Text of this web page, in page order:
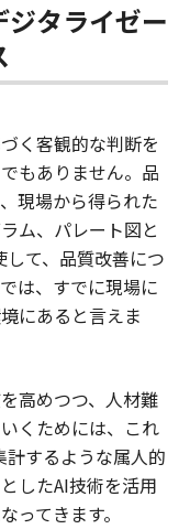
タライゼー
く客観的な判断を
もありません。品
現場から得られた
ム、パレート図と
て、品質改善につ
は、すでに現場に
にあると言えま
高めつつ、人材難
くためには、これ
計するような属人的
したAI技術を活用
ってきます。